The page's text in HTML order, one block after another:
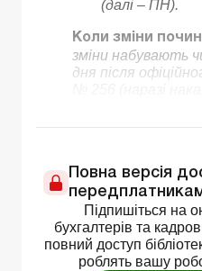
(далі – ПН).
Коли зміни
зміни набувають
дня після
Повна версія
Підпишіться на
бухгалтерів та
повний доступ
роблять вашу